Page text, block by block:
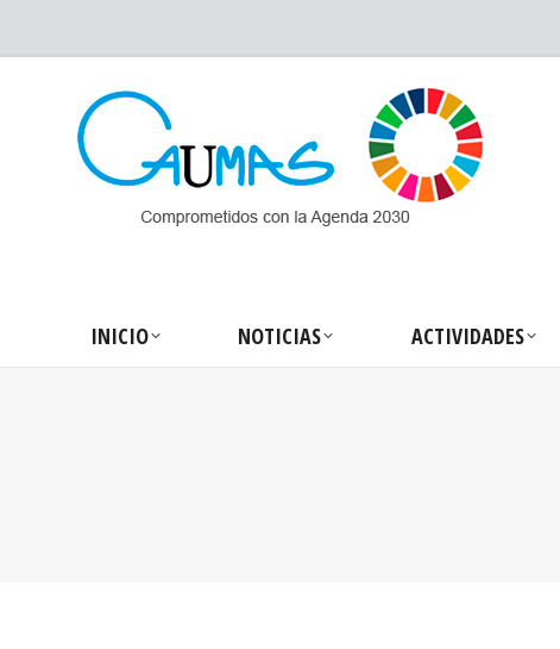
INICIO NOTICIAS ACTIVIDADES